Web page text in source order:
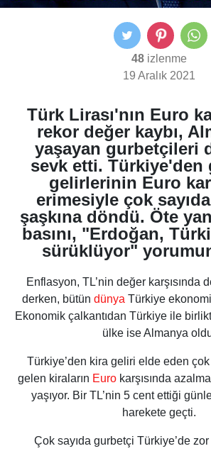
48 izlenme
19 Aralık 2021
Türk Lirası'nın Euro
rekor değer kaybı,
yaşayan gurbetçileri
sevk etti. Türkiye'den
gelirlerinin Euro
erimesiyle çok
şaşkına döndü. Öte
basını, "Erdoğan,
sürüklüyor"
Enflasyon, TL’nin değer karşısında
derken, bütün dünya Türkiye
Ekonomik çalkantıdan Türkiye ile
ülke ise Almanya
Türkiye’den kira geliri elde eden çok
gelen kiraların Eurokarşısında
yaşıyor. Bir TL’nin 5 cent ettiği
harekete geçti.
Çok sayıda gurbetçi Türkiye’de